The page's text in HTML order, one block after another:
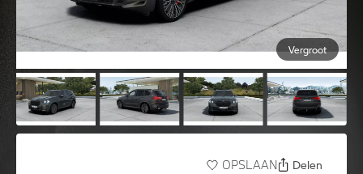
Vergroot
OPSLAAN Delen